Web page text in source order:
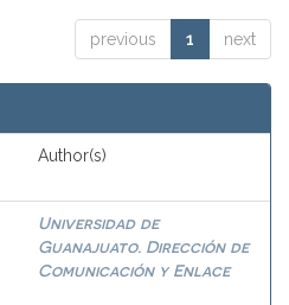
previous 1 next
Author(s)
Universidad de
Guanajuato. Dirección de
Comunicación y Enlace